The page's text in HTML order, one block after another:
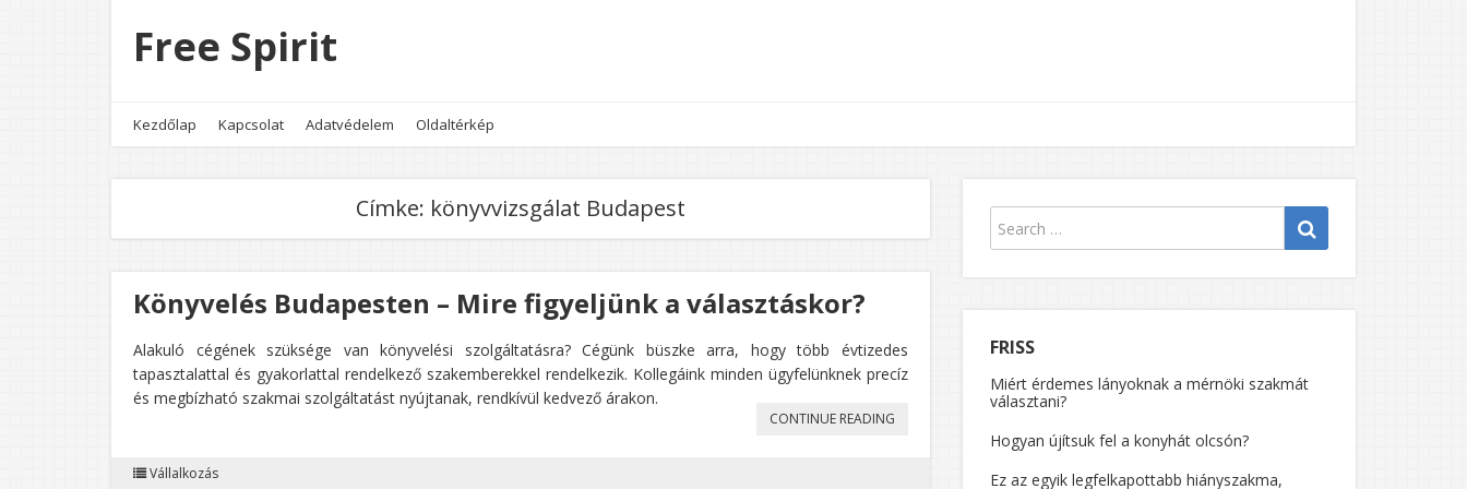
Free Spirit
Kezdőlap Kapcsolat Adatvédelem Oldaltérkép
Címke: könyvvizsgálat Budapest
Könyvelés Budapesten – Mire figyeljünk a választáskor?
Alakuló cégének szüksége van könyvelési szolgáltatásra? Cégünk büszke arra, hogy több évtizedes
tapasztalattal és gyakorlattal rendelkező szakemberekkel rendelkezik. Kollegáink minden ügyfelünknek precíz
és megbízható szakmai szolgáltatást nyújtanak, rendkívül kedvező árakon.
CONTINUE READING
Vállalkozás
FRISS
Miért érdemes lányoknak a mérnöki szakmát
választani?
Hogyan újítsuk fel a konyhát olcsón?
Ez az egyik legfelkapottabb hiányszakma,